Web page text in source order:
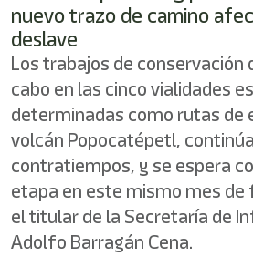
contenido.
nuevo trazo de camino
deslave
Los trabajos de conservación
cabo en las cinco vialidades
determinadas como rutas de
volcán Popocatépetl,
contratiempos, y se espera
etapa en este mismo mes
el titular de la Secretaría de
Adolfo Barragán Cena.